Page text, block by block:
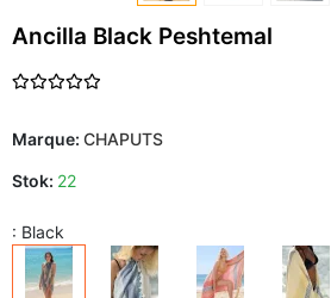
Ancilla Black Peshtemal
Marque: CHAPUTS
Stok: 22
: Black